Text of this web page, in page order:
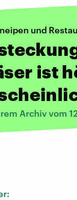
und
ist
Archiv vom